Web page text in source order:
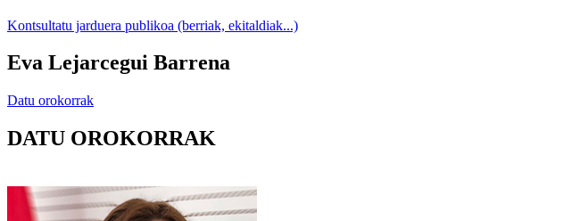
Kontsultatu jarduera publikoa (berriak, ekitaldiak...)
Eva Lejarcegui Barrena
Datu orokorrak
DATU OROKORRAK